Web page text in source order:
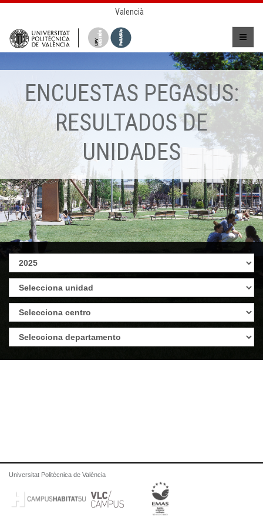
Valencià
ENCUESTAS PEGASUS:
RESULTADOS DE
UNIDADES
Universitat Politècnica de València